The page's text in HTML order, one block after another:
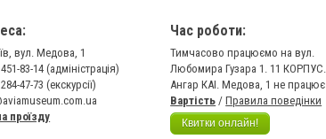
вул. Медова, 1
83-14 (адміністрація)
47-73 (екскурсії)
проїзду
Час роботи:
Тимчасово працюємо на вул.
Любомира Гузара 1. 11 КОРПУС.
Ангар КАІ. Медова, 1 не працює
Вартість /Правила поведінки
Квитки онлайн!